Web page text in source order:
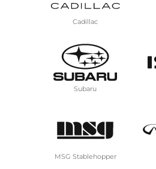
Cadillac
Subaru
MSG Stablehopper